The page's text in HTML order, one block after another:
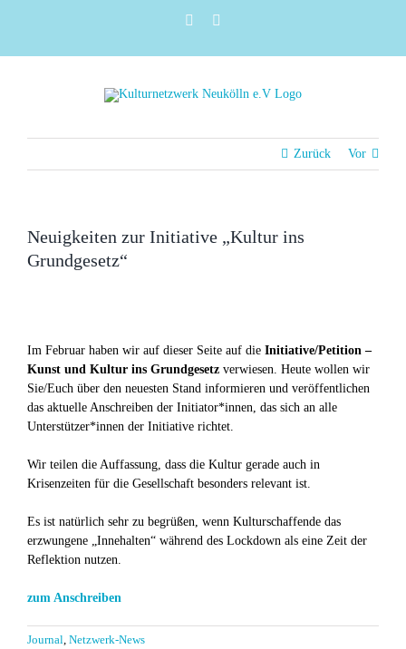
Instagram
Zurück Vor
Neuigkeiten zur Initiative „Kultur ins
Grundgesetz“
Im Februar haben wir auf dieser Seite auf die Initiative/Petition –
Kunst und Kultur ins Grundgesetz verwiesen. Heute wollen wir
Sie/Euch über den neuesten Stand informieren und veröffentlichen
das aktuelle Anschreiben der Initiator*innen, das sich an alle
Unterstützer*innen der Initiative richtet.
Wir teilen die Auffassung, dass die Kultur gerade auch in
Krisenzeiten für die Gesellschaft besonders relevant ist.
Es ist natürlich sehr zu begrüßen, wenn Kulturschaffende das
erzwungene „Innehalten“ während des Lockdown als eine Zeit der
Reflektion nutzen.
zum Anschreiben
Journal, Netzwerk-News